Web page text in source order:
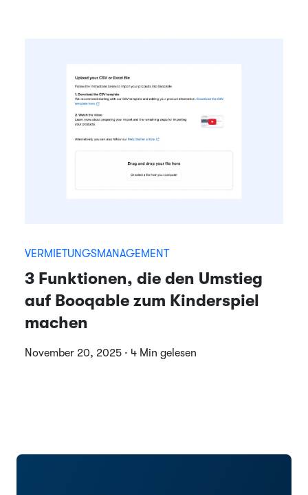
VERMIETUNGSMANAGEMENT
3 Funktionen, die den Umstieg
auf Booqable zum Kinderspiel
machen
November 20, 2025 · 4 Min gelesen